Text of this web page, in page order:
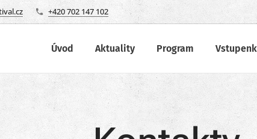
+420 702 147 102
Úvod Aktuality Program